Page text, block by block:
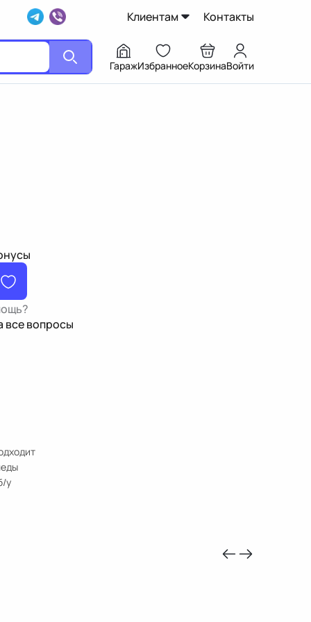
Клиентам Контакты
ГаражИзбранноеКорзинаВойти
все вопросы
у